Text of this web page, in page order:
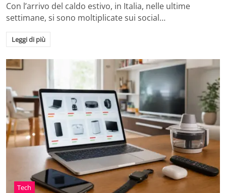
Con l’arrivo del caldo estivo, in Italia, nelle ultime
settimane, si sono moltiplicate sui social…
Leggi di più
Tech